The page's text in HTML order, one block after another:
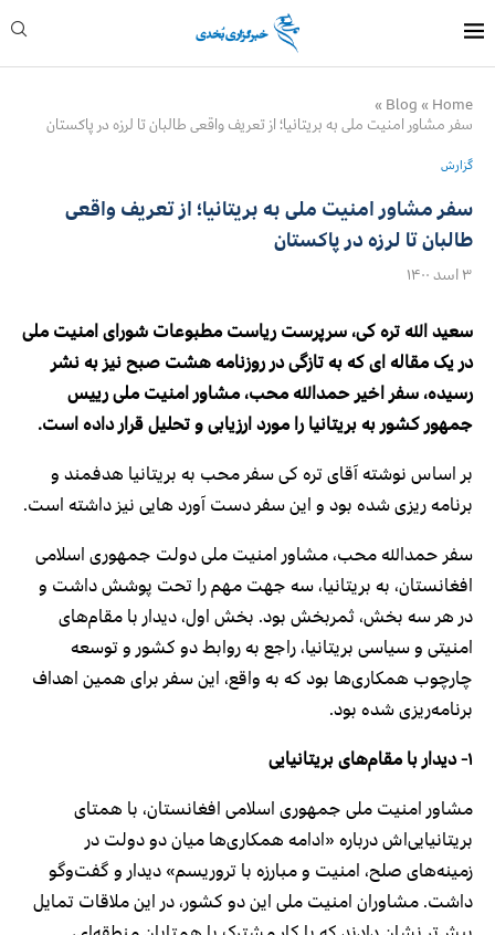
Home
»
Blog
»
سفر مشاور امنیت ملی به بریتانیا؛ از تعریف واقعی طالبان تا لرزه در پاکستان
گزارش
سفر مشاور امنیت ملی به بریتانیا؛ از تعریف واقعی
طالبان تا لرزه در پاکستان
۳ اسد ۱۴۰۰
سعید الله تره کی، سرپرست ریاست مطبوعات شورای امنیت ملی
در یک مقاله ای که به تازگی در روزنامه هشت صبح نیز به نشر
رسیده، سفر اخیر حمدالله محب، مشاور امنیت ملی رییس
جمهور کشور به بریتانیا را مورد ارزیابی و تحلیل قرار داده است.
بر اساس نوشته آقای تره کی سفر محب به بریتانیا هدفمند و
برنامه ریزی شده بود و این سفر دست آورد هایی نیز داشته است.
سفر حمدالله محب، مشاور امنیت ملی دولت جمهوری اسلامی
افغانستان، به بریتانیا، سه جهت مهم را تحت پوشش داشت و
در هر سه بخش، ثمربخش بود. بخش اول، دیدار با مقام‌های
امنیتی و سیاسی بریتانیا، راجع به روابط دو کشور و توسعه
چارچوب همکاری‌ها بود که به واقع، این سفر برای همین اهداف
برنامه‌ریزی شده بود.
۱- دیدار با مقام‌های بریتانیایی
مشاور امنیت ملی جمهوری اسلامی افغانستان، با همتای
بریتانیایی‌اش درباره «ادامه همکاری‌ها میان دو دولت در
زمینه‌های صلح، امنیت و مبارزه با تروریسم» دیدار و گفت‌وگو
داشت. مشاوران امنیت ملی این دو کشور، در این ملاقات تمایل